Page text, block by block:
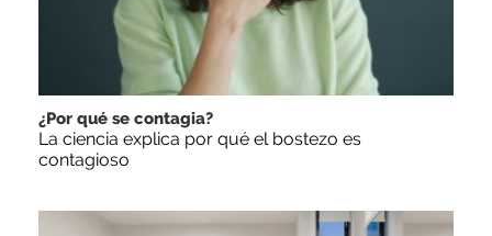
¿Por qué se contagia?
La ciencia explica por qué el bostezo es
contagioso